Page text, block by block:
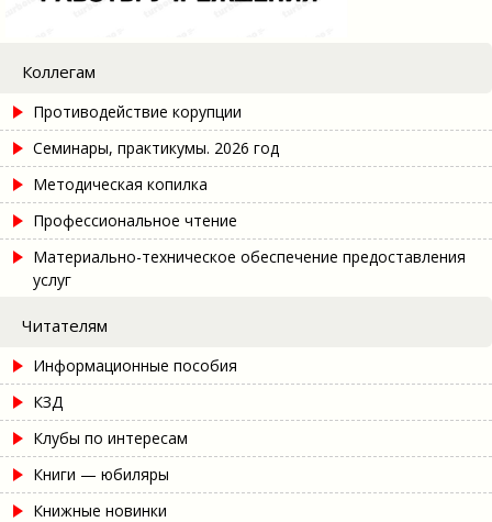
Коллегам
Противодействие корупции
Семинары, практикумы. 2026 год
Методическая копилка
Профессиональное чтение
Материально-техническое обеспечение предоставления
услуг
Читателям
Информационные пособия
КЗД
Клубы по интересам
Книги — юбиляры
Книжные новинки